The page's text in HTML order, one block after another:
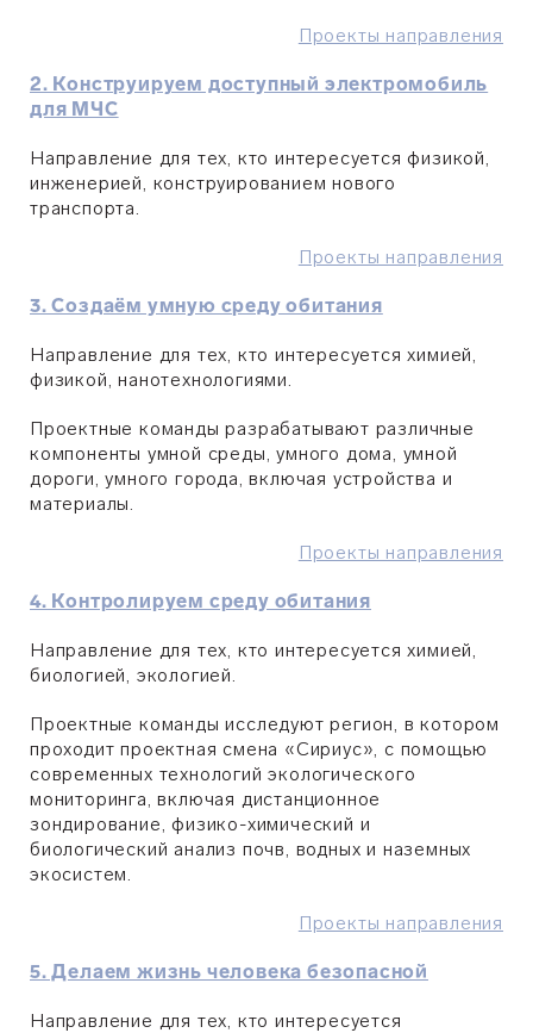
Проекты направления
2. Конструируем доступный электромобиль
для МЧС
Направление для тех, кто интересуется физикой,
инженерией, конструированием нового
транспорта.
Проекты направления
3. Создаём умную среду обитания
Направление для тех, кто интересуется химией,
физикой, нанотехнологиями.
Проектные команды разрабатывают различные
компоненты умной среды, умного дома, умной
дороги, умного города, включая устройства и
материалы.
Проекты направления
4. Контролируем среду обитания
Направление для тех, кто интересуется химией,
биологией, экологией.
Проектные команды исследуют регион, в котором
проходит проектная смена «Сириус», с помощью
современных технологий экологического
мониторинга, включая дистанционное
зондирование, физико-химический и
биологический анализ почв, водных и наземных
экосистем.
Проекты направления
5. Делаем жизнь человека безопасной
Направление для тех, кто интересуется